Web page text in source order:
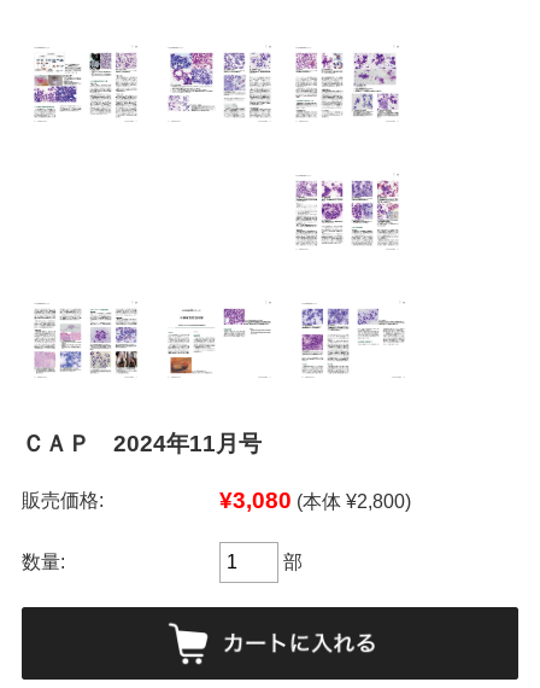
ＣＡＰ 2024年11月号
販売価格: ¥3,080 (本体 ¥2,800)
数量: 部